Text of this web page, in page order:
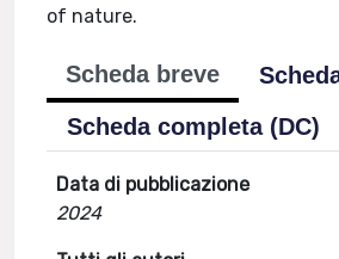
of nature.
Scheda breve
Scheda completa (DC)
Data di pubblicazione
2024